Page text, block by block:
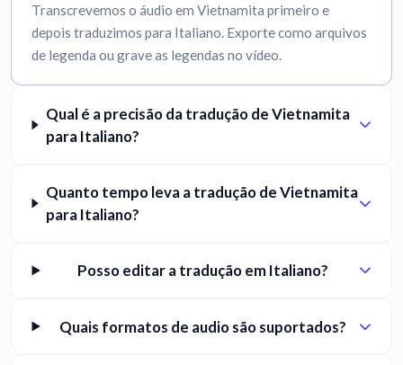
Transcrevemos o áudio em Vietnamita primeiro e
depois traduzimos para Italiano. Exporte como arquivos
de legenda ou grave as legendas no vídeo.
Qual é a precisão da tradução de Vietnamita
para Italiano?
Quanto tempo leva a tradução de Vietnamita
para Italiano?
Posso editar a tradução em Italiano?
Quais formatos de audio são suportados?